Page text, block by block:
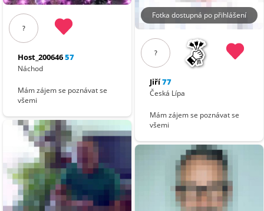
?
Host_20064657
Náchod
Mám zájem se poznávat se
všemi
Fotka dostupná po přihlášení
?
Jiří77
Česká Lípa
Mám zájem se poznávat se
všemi